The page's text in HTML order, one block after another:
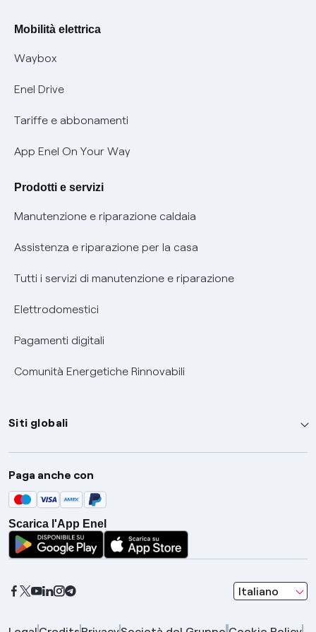
Informativa RAEE
Informativa Privacy AI
Offerte Placet non vulnerabili
Offerta Tutela Vulnerabilità Gas
Mobilità Elettrica
Phishing e truffe online
Verifica chi ti ha chiamato
Agevolazione utenti con disabilità per offerte Fibra
Informativa RAEE
Mobilità elettrica
Waybox
Enel Drive
Tariffe e abbonamenti
App Enel On Your Way
Prodotti e servizi
Manutenzione e riparazione caldaia
Assistenza e riparazione per la casa
Tutti i servizi di manutenzione e riparazione
Elettrodomestici
Pagamenti digitali
Comunità Energetiche Rinnovabili
Siti globali
Enel Group
Enel Green Power
Global Trading
Global Procurement
Gridspertise
Paga anche con
Scarica l'App Enel
Italiano
seleziona una